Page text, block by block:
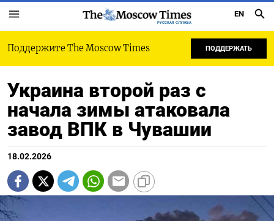
РУССКАЯ СЛУЖБА
EN
Поддержите The Moscow Times ПОДДЕРЖАТЬ
Украина второй раз с
начала зимы атаковала
завод ВПК в Чувашии
18.02.2026